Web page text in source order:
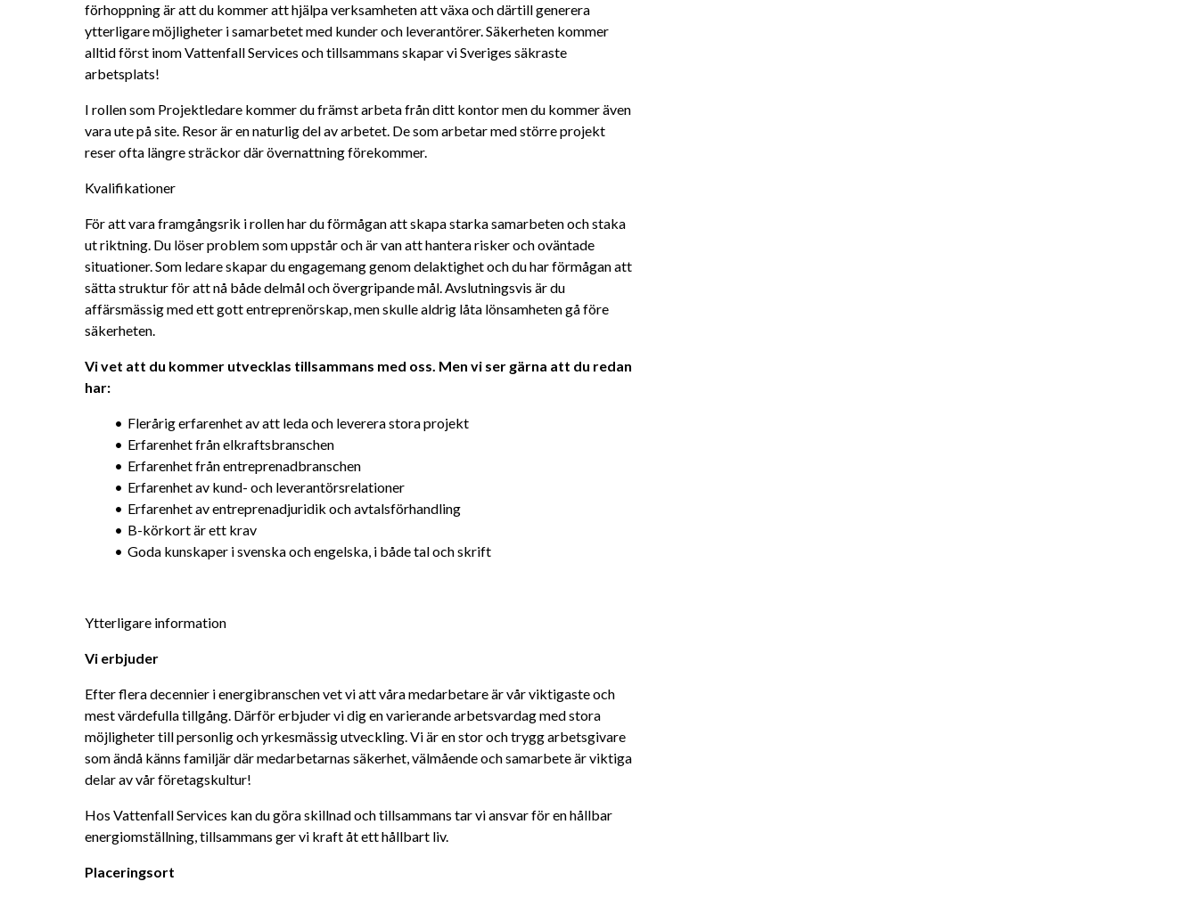
förhoppning är att du kommer att hjälpa verksamheten att växa och därtill generera
ytterligare möjligheter i samarbetet med kunder och leverantörer. Säkerheten kommer
alltid först inom Vattenfall Services och tillsammans skapar vi Sveriges säkraste
arbetsplats!
I rollen som Projektledare kommer du främst arbeta från ditt kontor men du kommer även
vara ute på site. Resor är en naturlig del av arbetet. De som arbetar med större projekt
reser ofta längre sträckor där övernattning förekommer.
Kvalifikationer
För att vara framgångsrik i rollen har du förmågan att skapa starka samarbeten och staka
ut riktning. Du löser problem som uppstår och är van att hantera risker och oväntade
situationer. Som ledare skapar du engagemang genom delaktighet och du har förmågan att
sätta struktur för att nå både delmål och övergripande mål. Avslutningsvis är du
affärsmässig med ett gott entreprenörskap, men skulle aldrig låta lönsamheten gå före
säkerheten.
Vi vet att du kommer utvecklas tillsammans med oss. Men vi ser gärna att du redan
har:
Flerårig erfarenhet av att leda och leverera stora projekt
Erfarenhet från elkraftsbranschen
Erfarenhet från entreprenadbranschen
Erfarenhet av kund- och leverantörsrelationer
Erfarenhet av entreprenadjuridik och avtalsförhandling
B-körkort är ett krav
Goda kunskaper i svenska och engelska, i både tal och skrift
Ytterligare information
Vi erbjuder
Efter flera decennier i energibranschen vet vi att våra medarbetare är vår viktigaste och
mest värdefulla tillgång. Därför erbjuder vi dig en varierande arbetsvardag med stora
möjligheter till personlig och yrkesmässig utveckling. Vi är en stor och trygg arbetsgivare
som ändå känns familjär där medarbetarnas säkerhet, välmående och samarbete är viktiga
delar av vår företagskultur!
Hos Vattenfall Services kan du göra skillnad och tillsammans tar vi ansvar för en hållbar
energiomställning, tillsammans ger vi kraft åt ett hållbart liv.
Placeringsort